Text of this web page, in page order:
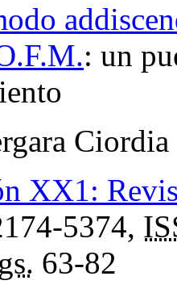
: un
Ciordia
XX1:
5374,
63-82